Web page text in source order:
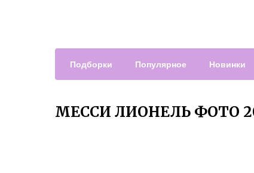
Подборки Популярное Новинки
МЕССИ ЛИОНЕЛЬ ФОТО